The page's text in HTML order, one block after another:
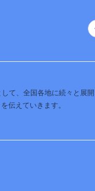
て、全国各地に続々と展
伝えていきます。